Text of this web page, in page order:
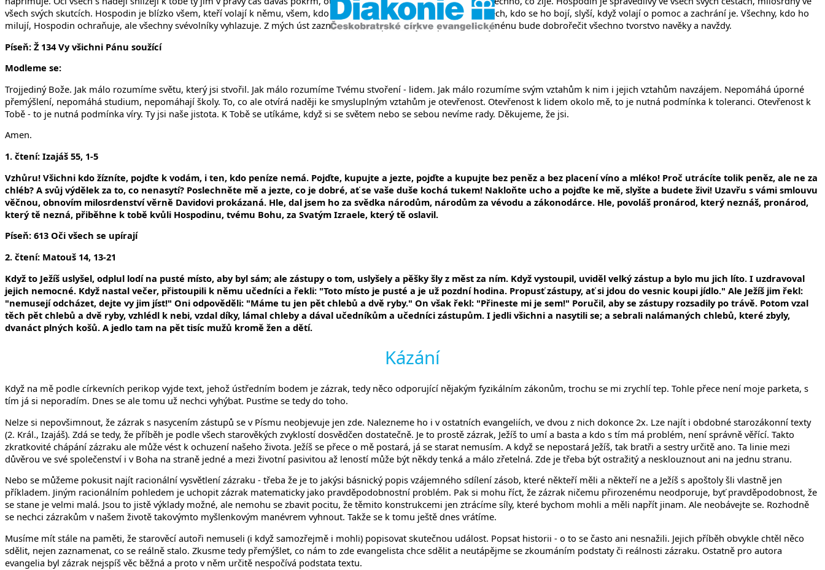
všech svých skutcích. Hospodin je blízko všem, kteří volají k němu, všem, kdo ho volají opravdově. Vyplňuje přání všech, kdo se ho bojí, slyší, když volají o pomoc a zachrání je. Všechny, kdo ho
milují, Hospodin ochraňuje, ale všechny svévolníky vyhlazuje. Z mých úst zazní chvála Hospodinu, jeho přesvatému jménu bude dobrořečit všechno tvorstvo navěky a navždy.
Píseň: Ž 134 Vy všichni Pánu soužící
Modleme se:
Trojjediný Bože. Jak málo rozumíme světu, který jsi stvořil. Jak málo rozumíme Tvému stvoření - lidem. Jak málo rozumíme svým vztahům k nim i jejich vztahům navzájem. Nepomáhá úporné
přemýšlení, nepomáhá studium, nepomáhají školy. To, co ale otvírá naději ke smysluplným vztahům je otevřenost. Otevřenost k lidem okolo mě, to je nutná podmínka k toleranci. Otevřenost k
Tobě - to je nutná podmínka víry. Ty jsi naše jistota. K Tobě se utíkáme, když si se světem nebo se sebou nevíme rady. Děkujeme, že jsi.
Amen.
1. čtení: Izajáš 55, 1-5
Vzhůru! Všichni kdo žízníte, pojďte k vodám, i ten, kdo peníze nemá. Pojďte, kupujte a jezte, pojďte a kupujte bez peněz a bez placení víno a mléko! Proč utrácíte tolik peněz, ale ne za
chléb? A svůj výdělek za to, co nenasytí? Poslechněte mě a jezte, co je dobré, ať se vaše duše kochá tukem! Nakloňte ucho a pojďte ke mě, slyšte a budete živi! Uzavřu s vámi smlouvu
věčnou, obnovím milosrdenství věrně Davidovi prokázaná. Hle, dal jsem ho za svědka národům, národům za vévodu a zákonodárce. Hle, povoláš pronárod, který neznáš, pronárod,
který tě nezná, přiběhne k tobě kvůli Hospodinu, tvému Bohu, za Svatým Izraele, který tě oslavil.
Píseň: 613 Oči všech se upírají
2. čtení: Matouš 14, 13-21
Když to Ježíš uslyšel, odplul lodí na pusté místo, aby byl sám; ale zástupy o tom, uslyšely a pěšky šly z měst za ním. Když vystoupil, uviděl velký zástup a bylo mu jich líto. I uzdravoval
jejich nemocné. Když nastal večer, přistoupili k němu učedníci a řekli: "Toto místo je pusté a je už pozdní hodina. Propusť zástupy, ať si jdou do vesnic koupi jídlo." Ale Ježíš jim řekl:
"nemusejí odcházet, dejte vy jim jíst!" Oni odpověděli: "Máme tu jen pět chlebů a dvě ryby." On však řekl: "Přineste mi je sem!" Poručil, aby se zástupy rozsadily po trávě. Potom vzal
těch pět chlebů a dvě ryby, vzhlédl k nebi, vzdal díky, lámal chleby a dával učedníkům a učedníci zástupům. I jedli všichni a nasytili se; a sebrali nalámaných chlebů, které zbyly,
dvanáct plných košů. A jedlo tam na pět tisíc mužů kromě žen a dětí.
Kázání
Když na mě podle církevních perikop vyjde text, jehož ústředním bodem je zázrak, tedy něco odporující nějakým fyzikálním zákonům, trochu se mi zrychlí tep. Tohle přece není moje parketa, s
tím já si neporadím. Dnes se ale tomu už nechci vyhýbat. Pusťme se tedy do toho.
Nelze si nepovšimnout, že zázrak s nasycením zástupů se v Písmu neobjevuje jen zde. Nalezneme ho i v ostatních evangeliích, ve dvou z nich dokonce 2x. Lze najít i obdobné starozákonní texty
(2. Král., Izajáš). Zdá se tedy, že příběh je podle všech starověkých zvyklostí dosvědčen dostatečně. Je to prostě zázrak, Ježíš to umí a basta a kdo s tím má problém, není správně věřící. Takto
zkratkovité chápání zázraku ale může vést k ochuzení našeho života. Ježíš se přece o mě postará, já se starat nemusím. A když se nepostará Ježíš, tak bratři a sestry určitě ano. Ta linie mezi
důvěrou ve své společenství i v Boha na straně jedné a mezi životní pasivitou až leností může být někdy tenká a málo zřetelná. Zde je třeba být ostražitý a nesklouznout ani na jednu stranu.
Nebo se můžeme pokusit najít racionální vysvětlení zázraku - třeba že je to jakýsi básnický popis vzájemného sdílení zásob, které někteří měli a někteří ne a Ježíš s apoštoly šli vlastně jen
příkladem. Jiným racionálním pohledem je uchopit zázrak matematicky jako pravděpodobnostní problém. Pak si mohu říct, že zázrak ničemu přirozenému neodporuje, byť pravděpodobnost, že
se stane je velmi malá. Jsou to jistě výklady možné, ale nemohu se zbavit pocitu, že těmito konstrukcemi jen ztrácíme síly, které bychom mohli a měli napřít jinam. Ale neobávejte se. Rozhodně
se nechci zázrakům v našem životě takovýmto myšlenkovým manévrem vyhnout. Takže se k tomu ještě dnes vrátíme.
Musíme mít stále na paměti, že starověcí autoři nemuseli (i když samozřejmě i mohli) popisovat skutečnou událost. Popsat historii - o to se často ani nesnažili. Jejich příběh obvykle chtěl něco
sdělit, nejen zaznamenat, co se reálně stalo. Zkusme tedy přemýšlet, co nám to zde evangelista chce sdělit a neutápějme se zkoumáním podstaty či reálnosti zázraku. Ostatně pro autora
evangelia byl zázrak nejspíš věc běžná a proto v něm určitě nespočívá podstata textu.